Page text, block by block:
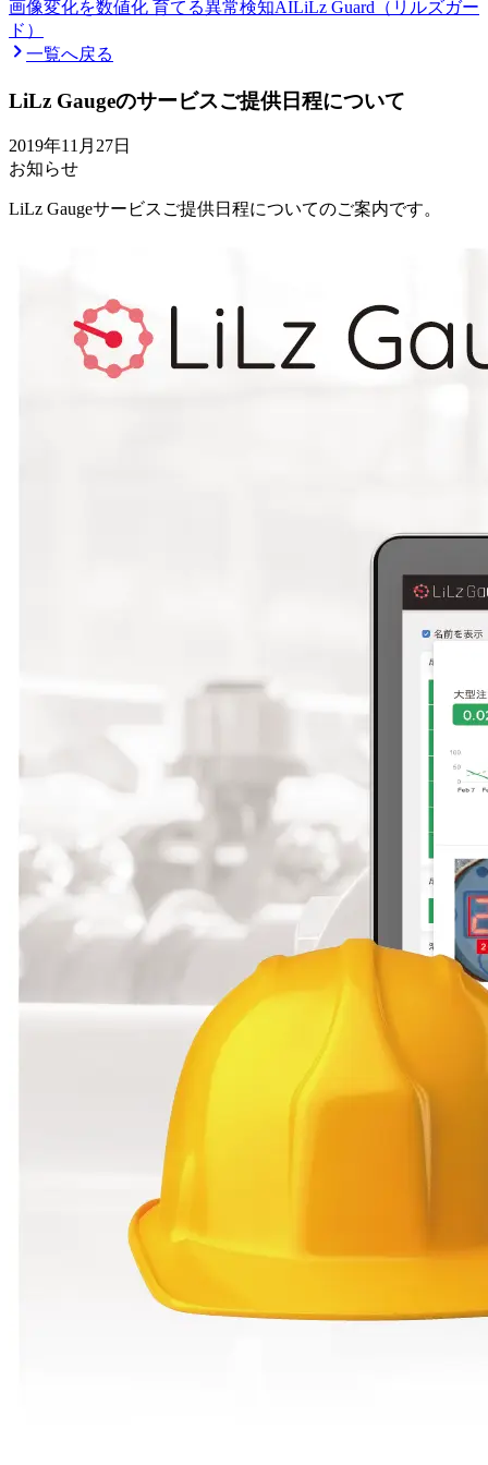
画像変化を数値化 育てる異常検知AILiLz Guard（リルズガー
ド）
一覧へ戻る
LiLz Gaugeのサービスご提供日程について
2019年11月27日
お知らせ
LiLz Gaugeサービスご提供日程についてのご案内です。